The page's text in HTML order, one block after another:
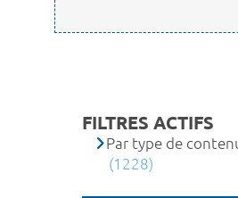
FILTRES ACTIFS
Par type de
(1228)